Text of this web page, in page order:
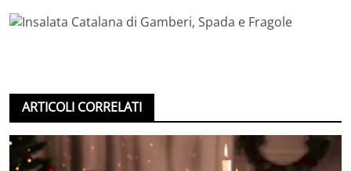
ARTICOLI CORRELATI